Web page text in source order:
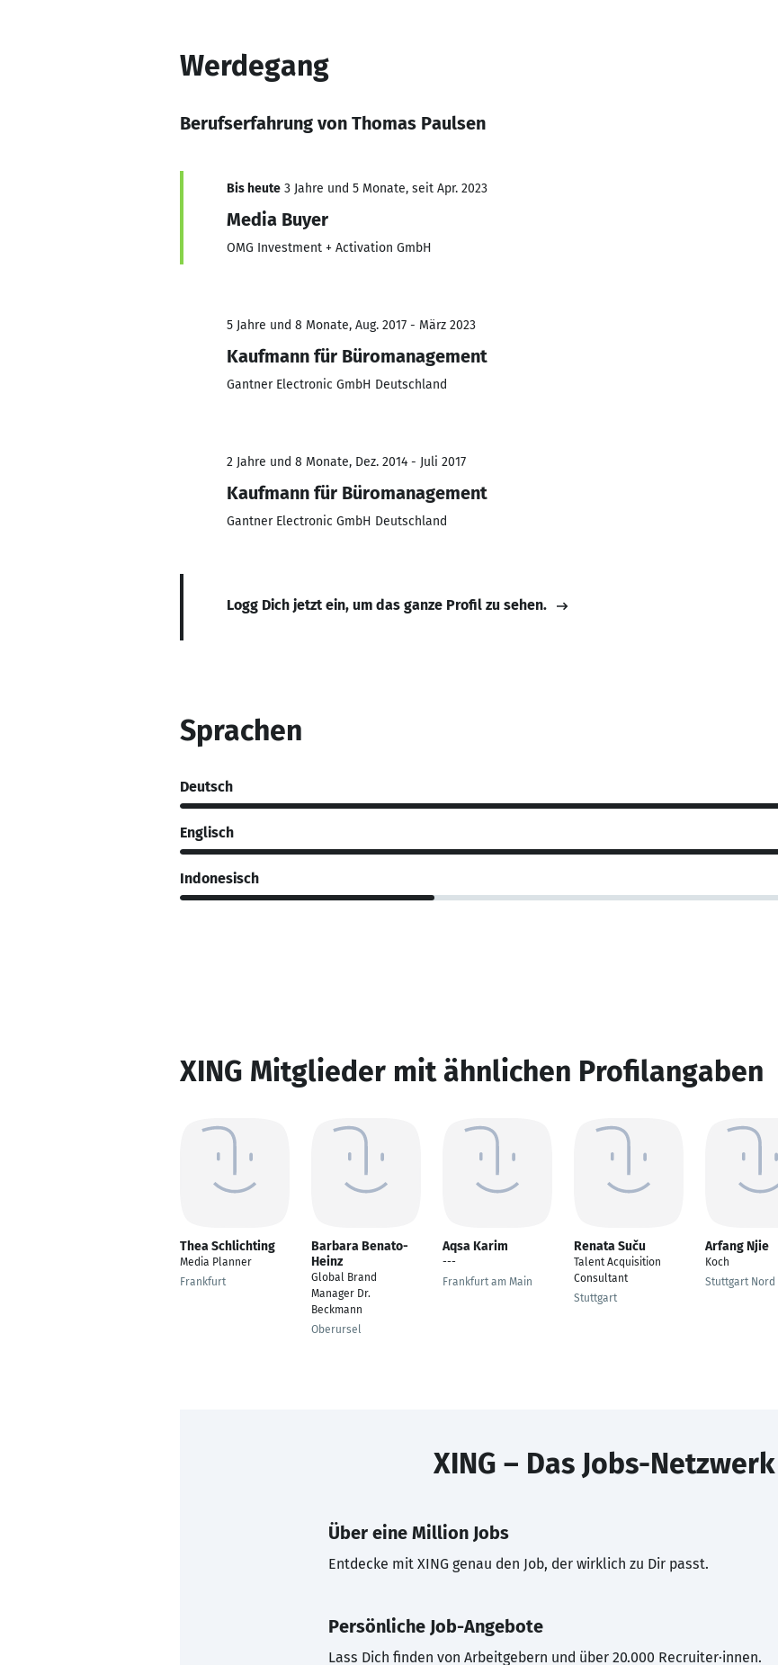
Werdegang
Berufserfahrung von Thomas Paulsen
Bis heute 3 Jahre und 5 Monate, seit Apr. 2023
Media Buyer
OMG Investment + Activation GmbH
5 Jahre und 8 Monate, Aug. 2017 - März 2023
Kaufmann für Büromanagement
Gantner Electronic GmbH Deutschland
2 Jahre und 8 Monate, Dez. 2014 - Juli 2017
Kaufmann für Büromanagement
Gantner Electronic GmbH Deutschland
Logg Dich jetzt ein, um das ganze Profil zu sehen.
Sprachen
Deutsch
Englisch
Indonesisch
XING Mitglieder mit ähnlichen Profilangaben
Thea Schlichting
Media Planner
Frankfurt
Barbara Benato-
Heinz
Global Brand
Manager Dr.
Beckmann
Oberursel
Aqsa Karim
---
Frankfurt am Main
Renata Suču
Talent Acquisition
Consultant
Stuttgart
Arfang Njie
Koch
Stuttgart Nord
XING – Das Jobs-Netzwerk
Über eine Million Jobs
Entdecke mit XING genau den Job, der wirklich zu Dir passt.
Persönliche Job-Angebote
Lass Dich finden von Arbeitgebern und über 20.000 Recruiter·innen.